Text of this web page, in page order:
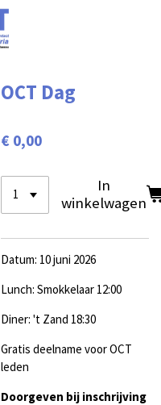
OCT Dag
€ 0,00
In
winkelwagen
Datum: 10 juni 2026
Lunch: Smokkelaar 12:00
Diner: 't Zand 18:30
Gratis deelname voor OCT
leden
Doorgeven bij inschrijving